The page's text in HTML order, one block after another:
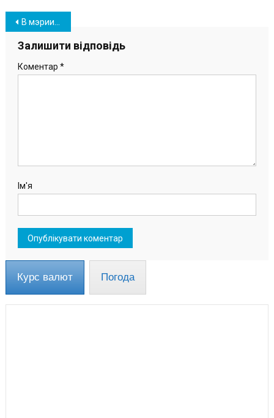
Навігація
записів
В мэрии Южного СБУ провела обыски
Залишити відповідь
Коментар *
Ім'я
Курс валют Погода